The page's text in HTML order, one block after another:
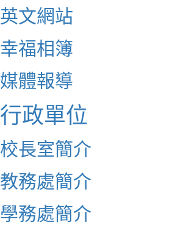
英文網站
幸福相簿
媒體報導
行政單位
校長室簡介
教務處簡介
學務處簡介